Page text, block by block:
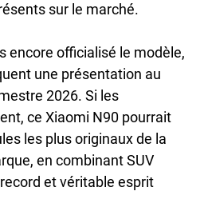
sur le marché.
encore officialisé le modèle,
une présentation au
2026. Si les
ce Xiaomi N90 pourrait
les plus originaux de la
en combinant SUV
et véritable esprit